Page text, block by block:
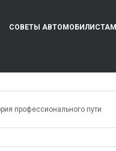
СОВЕТЫ АВТОМОБИЛИСТАМ
профессионального пути